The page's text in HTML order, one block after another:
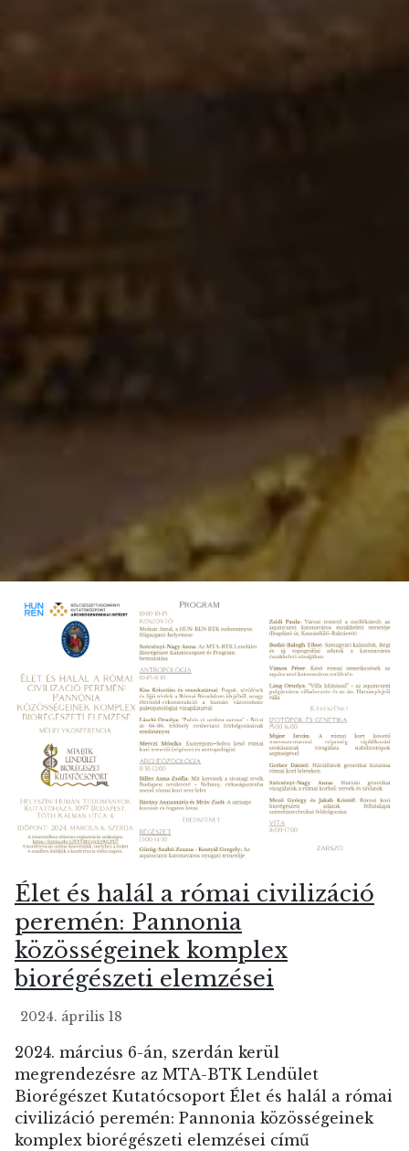
Élet és halál a római civilizáció
peremén: Pannonia
közösségeinek komplex
biorégészeti elemzései
2024. április 18
2024. március 6-án, szerdán kerül
megrendezésre az MTA-BTK Lendület
Biorégészet Kutatócsoport Élet és halál a római
civilizáció peremén: Pannonia közösségeinek
komplex biorégészeti elemzései című